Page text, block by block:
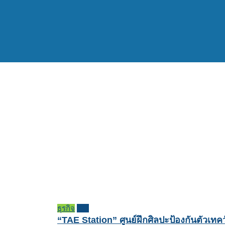
ธุรกิจ
“TAE Station” ศูนย์ฝึกศิลปะป้องกันตัวเทค